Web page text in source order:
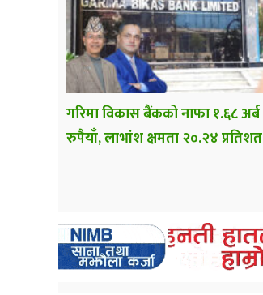
गरिमा विकास बैंकको नाफा १.६८ अर्ब
रुपैयाँ, लाभांश क्षमता २०.२४ प्रतिशत